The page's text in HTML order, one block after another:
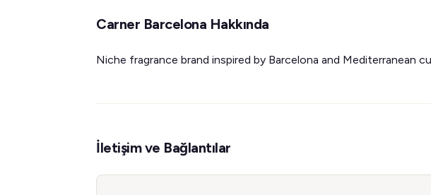
Carner Barcelona Hakkında
Niche fragrance brand inspired by Barcelona and Mediterranean
İletişim ve Bağlantılar